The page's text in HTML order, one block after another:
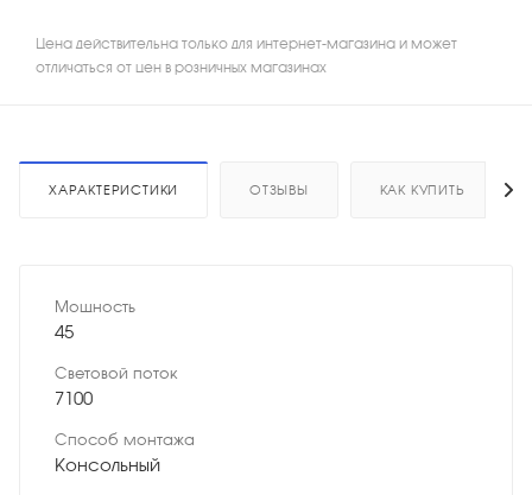
Цена действительна только для интернет-магазина и может
отличаться от цен в розничных магазинах
ХАРАКТЕРИСТИКИ ОТЗЫВЫ КАК КУПИТЬ
Мощность
45
Световой поток
7100
Способ монтажа
Консольный